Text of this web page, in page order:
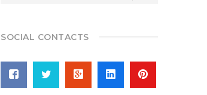
SOCIAL CONTACTS